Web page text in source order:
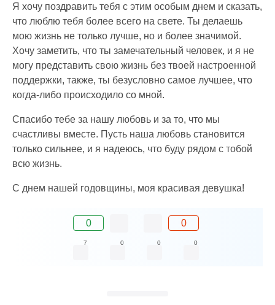
Я хочу поздравить тебя с этим особым днем и сказать,
что люблю тебя более всего на свете. Ты делаешь
мою жизнь не только лучше, но и более значимой.
Хочу заметить, что ты замечательный человек, и я не
могу представить свою жизнь без твоей настроенной
поддержки, также, ты безусловно самое лучшее, что
когда-либо происходило со мной.
Спасибо тебе за нашу любовь и за то, что мы
счастливы вместе. Пусть наша любовь становится
только сильнее, и я надеюсь, что буду рядом с тобой
всю жизнь.
С днем нашей годовщины, моя красивая девушка!
0 0
7 0 0 0